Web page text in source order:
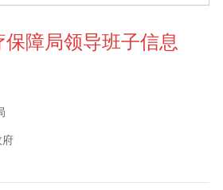
保障局领导班子信息
府